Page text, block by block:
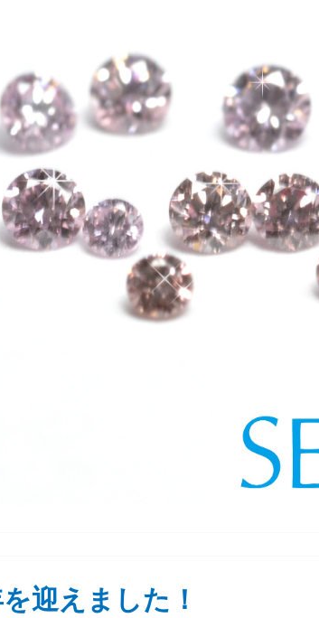
迎えました！